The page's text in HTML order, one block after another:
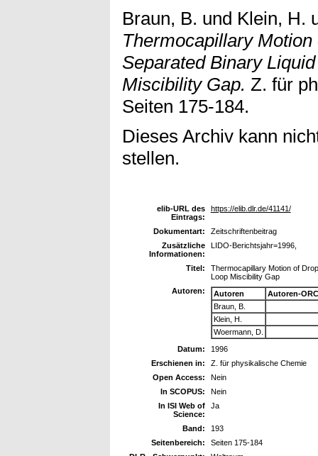
Braun, B. und Klein, H.
Thermocapillary
Separated Binary
Miscibility Gap. Z. für
Seiten 175-184.
Dieses Archiv kann
stellen.
elib-URL des
Eintrags:
https://elib.dlr.de/41141/
Dokumentart:
Zeitschriftenbeitrag
Zusätzliche
Informationen:
LIDO-Berichtsjahr=1996,
Titel:
Thermocapillary Motion of
Loop Miscibility Gap
Autoren:
Autoren
Autoren-
Braun, B.
Klein, H.
Woermann, D.
Datum:
1996
Erschienen in:
Z. für physikalische Chemie
Open Access:
Nein
In SCOPUS:
Nein
In ISI Web of
Science:
Ja
Band:
193
Seitenbereich:
Seiten 175-184